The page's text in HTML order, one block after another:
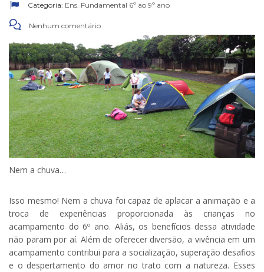
Categoria: Ens. Fundamental 6º ao 9º ano
Nenhum comentário
Nem a chuva…
Isso mesmo! Nem a chuva foi capaz de aplacar a animação e a
troca de experiências proporcionada às crianças no
acampamento do 6º ano. Aliás, os benefícios dessa atividade
não param por aí. Além de oferecer diversão, a vivência em um
acampamento contribui para a socialização, superação desafios
e o despertamento do amor no trato com a natureza. Esses